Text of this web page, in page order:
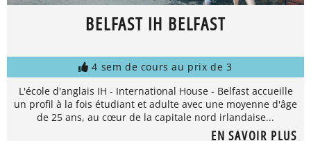
BELFAST IH BELFAST
4 sem de cours au prix de 3
L'école d'anglais IH - International House - Belfast accueille
un profil à la fois étudiant et adulte avec une moyenne d'âge
de 25 ans, au cœur de la capitale nord irlandaise...
EN SAVOIR PLUS